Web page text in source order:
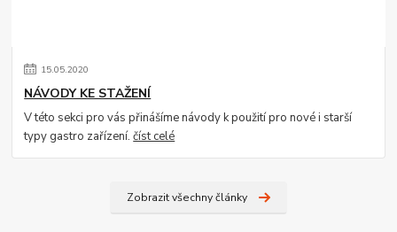
15.05.2020
NÁVODY KE STAŽENÍ
V této sekci pro vás přinášíme návody k použití pro nové i starší
typy gastro zařízení.číst celé
Zobrazit všechny články